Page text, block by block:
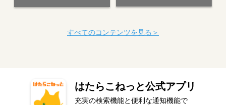
すべてのコンテンツを見る＞
はたらこねっと公式アプリ
充実の検索機能と便利な通知機能で